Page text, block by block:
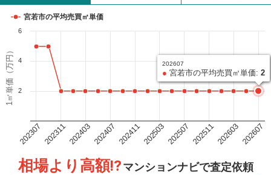
1㎡単価（万円）
宮若市の平均売買㎡単価
202307202311202403202407202411202503202507202511202603202607
2
4
6
202607
● 宮若市の平均売買㎡単価: 2
相場より高額!?マンションナビで査定依頼